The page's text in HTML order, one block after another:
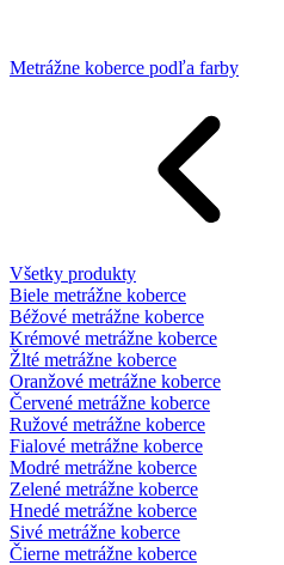
Metrážne koberce podľa farby
Všetky produkty
Biele metrážne koberce
Béžové metrážne koberce
Krémové metrážne koberce
Žlté metrážne koberce
Oranžové metrážne koberce
Červené metrážne koberce
Ružové metrážne koberce
Fialové metrážne koberce
Modré metrážne koberce
Zelené metrážne koberce
Hnedé metrážne koberce
Sivé metrážne koberce
Čierne metrážne koberce